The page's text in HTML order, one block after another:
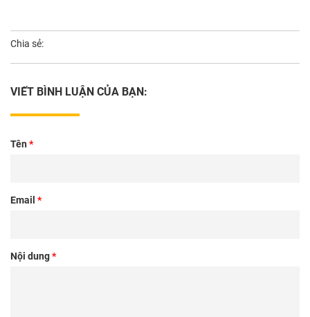
Chia sẻ:
VIẾT BÌNH LUẬN CỦA BẠN:
Tên *
Email *
Nội dung*